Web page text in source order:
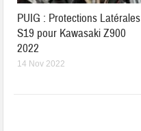
PUIG : Protections Latérales
S19 pour Kawasaki Z900
2022
14 Nov 2022